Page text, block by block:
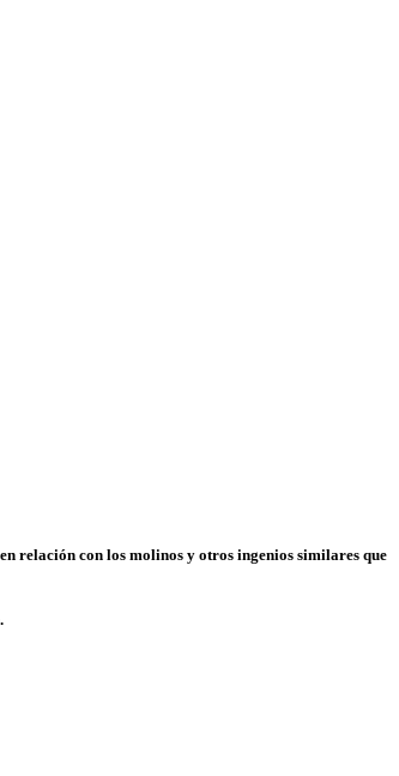
relación con los molinos y otros ingenios similares que